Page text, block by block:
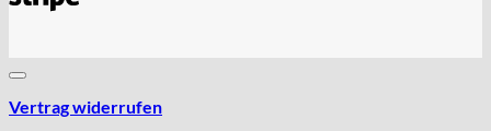
Vertrag widerrufen